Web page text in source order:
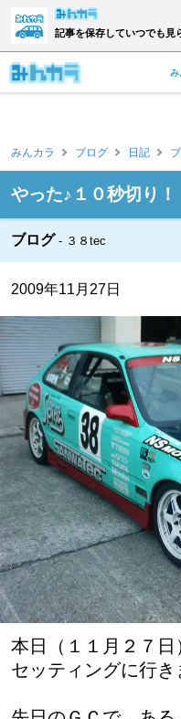
記事を保存していつでも見
み
みんカラ ブログ 日記
やった♪１０秒切り！
ブログ ３８tec
2009年11月27日
本日（１１月２７
セッティングに行き